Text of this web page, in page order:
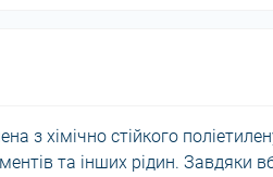
з хімічно стійкого
та інших рідин. Завдяки